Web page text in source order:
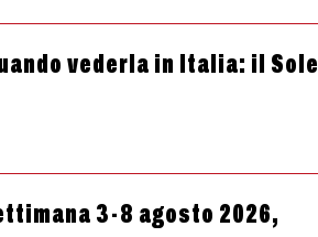
vederla in Italia: il Sole
3-8 agosto 2026,